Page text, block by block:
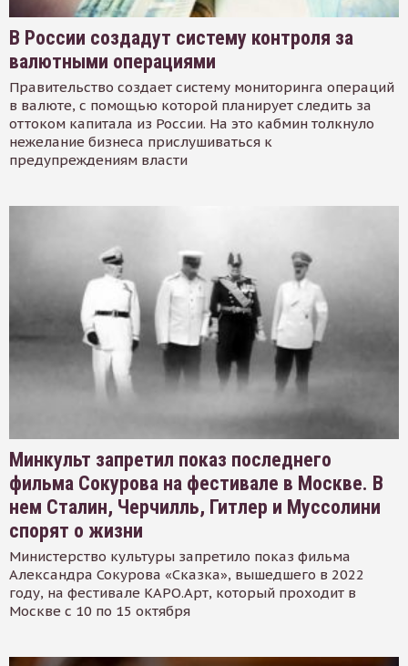
В России создадут систему контроля за
валютными операциями
Правительство создает систему мониторинга операций
в валюте, с помощью которой планирует следить за
оттоком капитала из России. На это кабмин толкнуло
нежелание бизнеса прислушиваться к
предупреждениям власти
Минкульт запретил показ последнего
фильма Сокурова на фестивале в Москве. В
нем Сталин, Черчилль, Гитлер и Муссолини
спорят о жизни
Министерство культуры запретило показ фильма
Александра Сокурова «Сказка», вышедшего в 2022
году, на фестивале КАРО.Арт, который проходит в
Москве с 10 по 15 октября